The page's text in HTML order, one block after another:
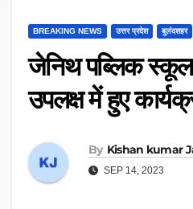
BREAKING NEWS उत्तर प्रदेश बुलंदशहर
जेनिथ पब्लिक स्कूल
उपलक्ष में हुए
By Kishan kumar
SEP 14, 2023